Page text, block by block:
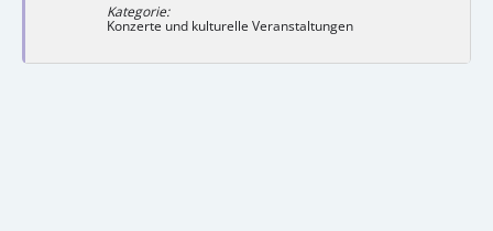
Kategorie:
Konzerte und kulturelle Veranstaltungen